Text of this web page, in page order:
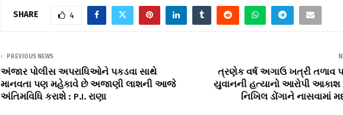
SHARE 4
PREVIOUS NEWS
અંજાર પોલીસ અપરાધિઓને પકડવા સાથે
માનવતા પણ મહેકાવે છે અજાણી લાશની આજે
અંતિમવિધિ કરાશે : P.I. રાણા
ત્રણેક વર્ષ અગાઉ ખત્રી તળાવ
યુવાનની હત્યાનો આરોપી
નિખિલ ડોંગાને નાસવામાં